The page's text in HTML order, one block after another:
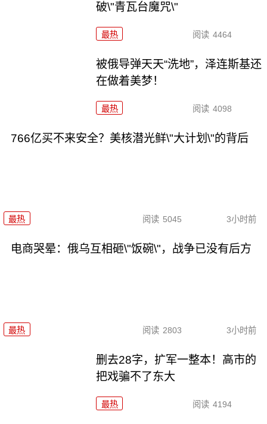
破\"青瓦台魔咒\"
最热 阅读 4464
被俄导弹天天“洗地”，泽连斯基还
在做着美梦！
最热 阅读 4098
766亿买不来安全？美核潜光鲜\"大计划\"的背后
最热 阅读 5045 3小时前
电商哭晕：俄乌互相砸\"饭碗\"，战争已没有后方
最热 阅读 2803 3小时前
删去28字，扩军一整本！高市的
把戏骗不了东大
最热 阅读 4194